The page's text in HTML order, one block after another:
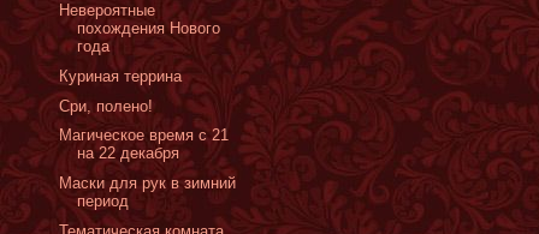
Невероятные
похождения Нового
года
Куриная террина
Сри, полено!
Магическое время с 21
на 22 декабря
Маски для рук в зимний
период